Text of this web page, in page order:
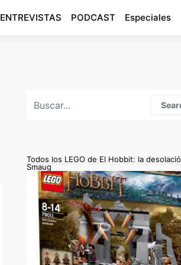
ENTREVISTAS PODCAST Especiales
Todos los LEGO de El Hobbit: la
Smaug